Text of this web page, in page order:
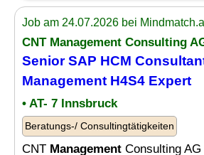
Job am 24.07.2026 bei
CNT Management Consulting
Senior SAP HCM
Management H4S4 Expert
• AT- 7 Innsbruck
Beratungs-/ Consultingtätigkeiten
CNT Management Consulting